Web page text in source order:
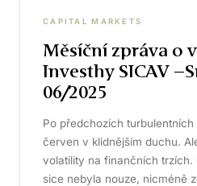
CAPITAL MARKETS
Měsíční zpráva o
Investhy SICAV
06/2025
Po předchozích
červen v klidnějším duchu.
volatility na finančních trzích.
sice nebyla nouze, nicméně